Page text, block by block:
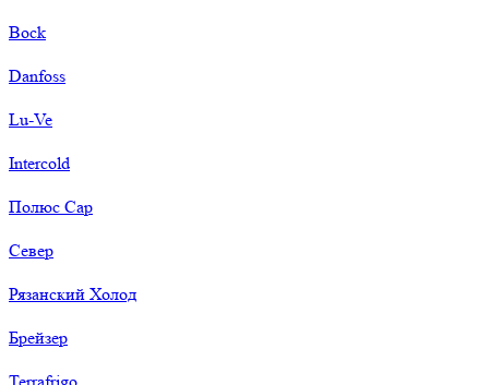
Bock
Danfoss
Lu-Ve
Intercold
Полюс Сар
Север
Рязанский Холод
Брейзер